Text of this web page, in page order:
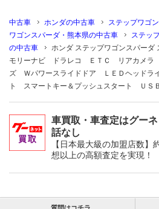
中古車 ホンダの中古車 ステップワゴ
ワゴンスパーダ・熊本県の中古車
ステッ
の中古車
ホンダ ステップワゴンスパー
モリーナビ ドラレコ ＥＴＣ リアカメ
ズ Ｗパワースライドドア ＬＥＤヘッド
ト スマートキー＆プッシュスタート Ｕ
車買取・車査定はグー
話なし
【日本最大級の加盟店数】
想以上の高額査定を実現！